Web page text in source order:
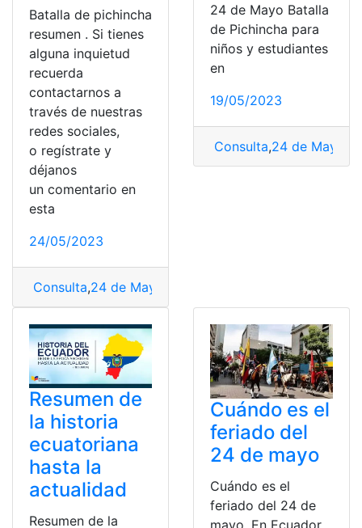
Batalla de pichincha
resumen . Si tienes
alguna inquietud
recuerda
contactarnos a
través de nuestras
redes sociales,
o regístrate y
déjanos
un comentario en
esta
24/05/2023
Consulta,24 de Mayo
24 de Mayo Batalla
de Pichincha para
niños y estudiantes
en
19/05/2023
Consulta,24 de Mayo
Resumen de
la historia
ecuatoriana
hasta la
actualidad
Resumen de la
Cuándo es el
feriado del
24 de mayo
Cuándo es el
feriado del 24 de